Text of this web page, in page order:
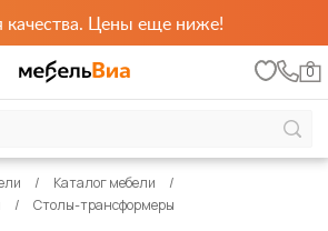
качества. Цены еще ниже!
0
Каталог мебели
Столы-трансформеры